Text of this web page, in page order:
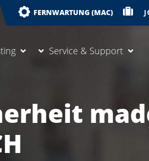
FERNWARTUNG (MAC)
Service & Support